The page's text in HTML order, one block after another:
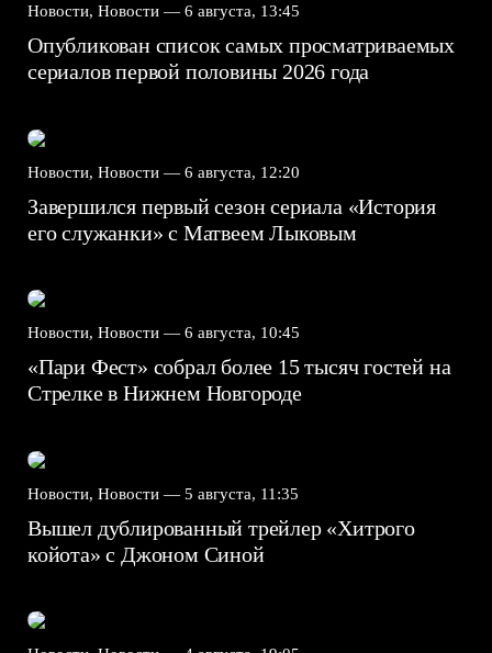
Новости, Новости — 6 августа, 13:45
Опубликован список самых просматриваемых
сериалов первой половины 2026 года
Новости, Новости — 6 августа, 12:20
Завершился первый сезон сериала «История
его служанки» с Матвеем Лыковым
Новости, Новости — 6 августа, 10:45
«Пари Фест» собрал более 15 тысяч гостей на
Стрелке в Нижнем Новгороде
Новости, Новости — 5 августа, 11:35
Вышел дублированный трейлер «Хитрого
койота» с Джоном Синой